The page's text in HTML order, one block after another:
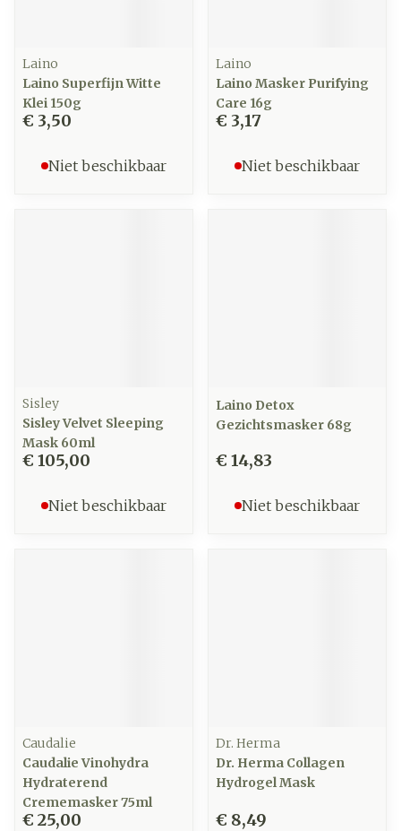
Laino
Laino Superfijn Witte
Klei 150g
€ 3,50
Niet beschikbaar
Laino
Laino Masker Purifying
Care 16g
€ 3,17
Niet beschikbaar
Sisley
Sisley Velvet Sleeping
Mask 60ml
€ 105,00
Niet beschikbaar
Laino Detox
Gezichtsmasker 68g
€ 14,83
Niet beschikbaar
Caudalie
Caudalie Vinohydra
Hydraterend
Crememasker 75ml
€ 25,00
Dr. Herma
Dr. Herma Collagen
Hydrogel Mask
€ 8,49